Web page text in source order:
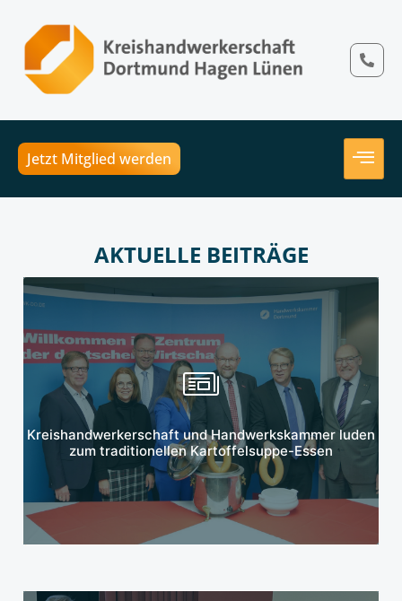
Jetzt Mitglied werden
AKTUELLE BEITRÄGE
Kreishandwerkerschaft und Handwerkskammer luden
zum traditionellen Kartoffelsuppe-Essen
Mehr erfahren